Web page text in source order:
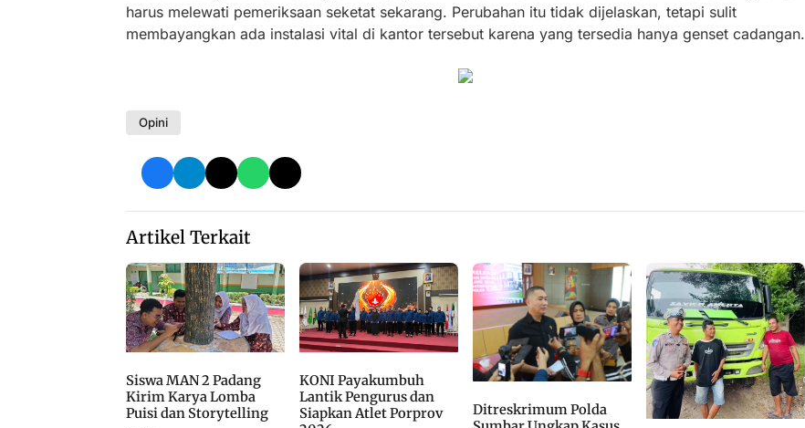
harus melewati pemeriksaan seketat sekarang. Perubahan itu tidak dijelaskan, tetapi sulit
membayangkan ada instalasi vital di kantor tersebut karena yang tersedia hanya genset cadangan.
Opini
Artikel Terkait
Siswa MAN 2 Padang
Kirim Karya Lomba
Puisi dan Storytelling
KONI Payakumbuh
Lantik Pengurus dan
Siapkan Atlet Porprov
Ditreskrimum Polda